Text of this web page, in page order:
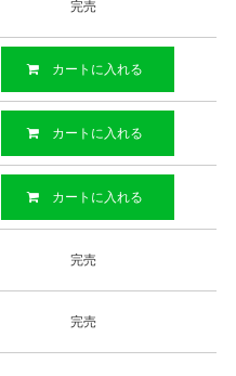
完売
カートに入れる
カートに入れる
カートに入れる
完売
完売